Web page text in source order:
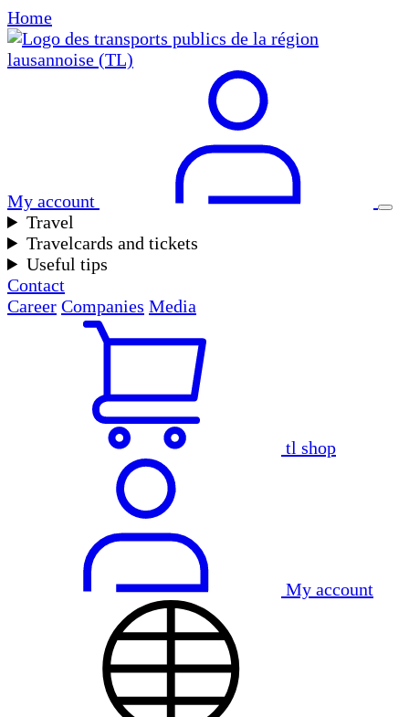
Home
My account
Travel
Travelcards and tickets
Useful tips
Contact
Career Companies Media
tl shop
My account